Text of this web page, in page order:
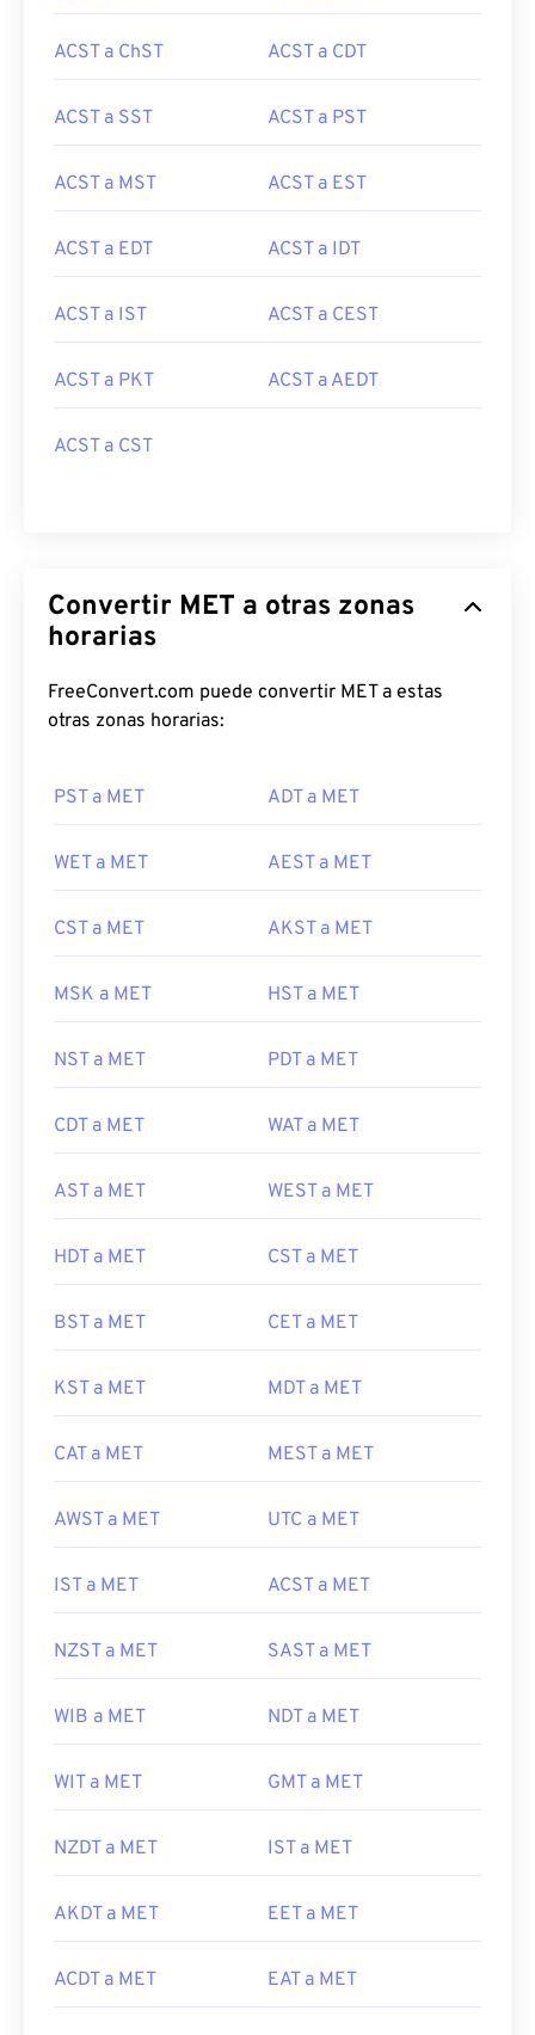
ACST a ChST ACST a CDT
ACST a SST ACST a PST
ACST a MST ACST a EST
ACST a EDT ACST a IDT
ACST a IST ACST a CEST
ACST a PKT ACST a AEDT
ACST a CST
Convertir MET a otras zonas
horarias
FreeConvert.com puede convertir MET a estas
otras zonas horarias:
PST a MET ADT a MET
WET a MET AEST a MET
CST a MET AKST a MET
MSK a MET HST a MET
NST a MET PDT a MET
CDT a MET WAT a MET
AST a MET WEST a MET
HDT a MET CST a MET
BST a MET CET a MET
KST a MET MDT a MET
CAT a MET MEST a MET
AWST a MET UTC a MET
IST a MET ACST a MET
NZST a MET SAST a MET
WIB a MET NDT a MET
WIT a MET GMT a MET
NZDT a MET IST a MET
AKDT a MET EET a MET
ACDT a MET EAT a MET